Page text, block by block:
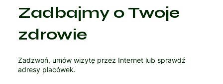
Zadbajmy o Twoje
zdrowie
Zadzwoń, umów wizytę przez Internet lub sprawdź
adresy placówek.